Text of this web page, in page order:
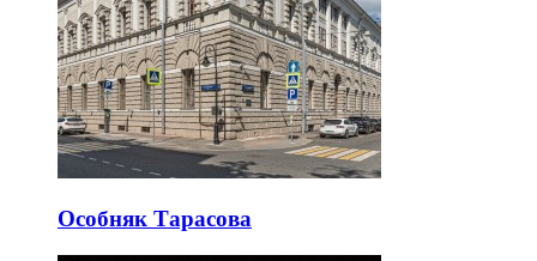
Особняк Тарасова